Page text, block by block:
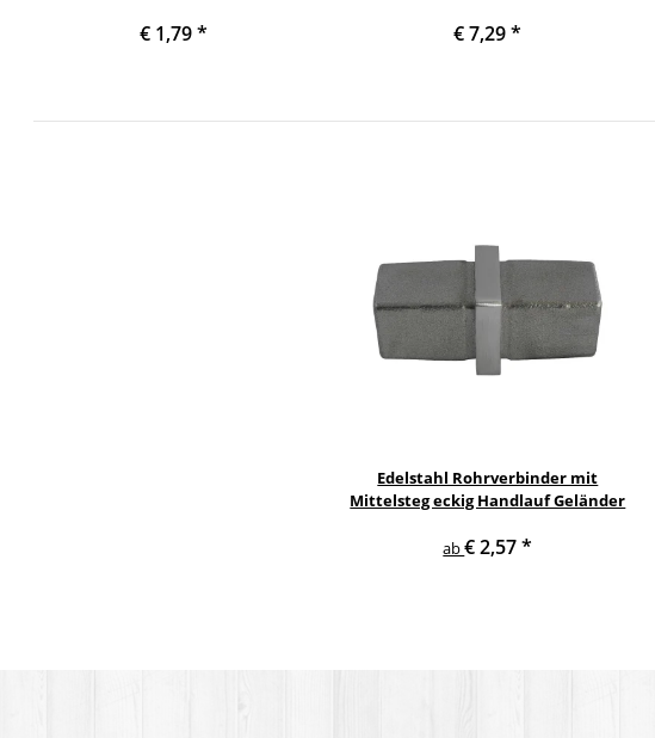
€ 1,79* € 7,29*
Edelstahl Rohrverbinder mit
Mittelsteg eckig Handlauf Geländer
ab€ 2,57*